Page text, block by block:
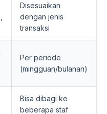
Disesuaikan
dengan jenis
transaksi
Per periode
(mingguan/bulanan)
Bisa dibagi ke
beberapa staf